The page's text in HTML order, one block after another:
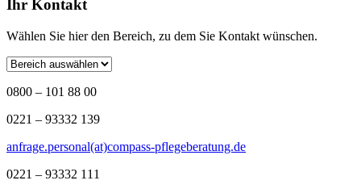
Ihr Kontakt
Wählen Sie hier den Bereich, zu dem Sie Kontakt wünschen.
0800 – 101 88 00
0221 – 93332 139
anfrage.personal(at)compass-pflegeberatung.de
0221 – 93332 111